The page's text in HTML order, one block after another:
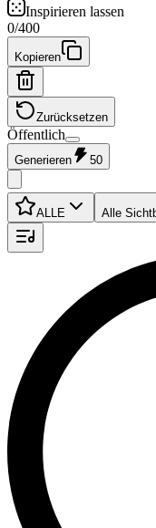
Inspirieren lassen
0/400
Kopieren
Zurücksetzen
Öffentlich
Generieren 50
ALLE Alle